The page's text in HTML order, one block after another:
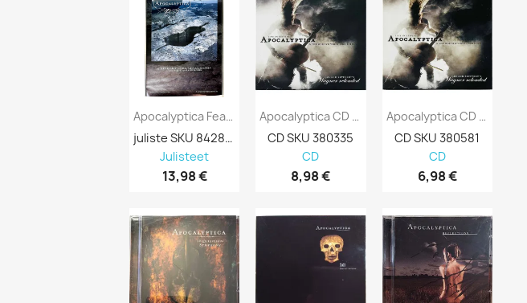
Apocalyptica Feat. Ville Valo Käytetty...
juliste SKU 842873
Julisteet
13,98 €
Apocalyptica CD Wagner Reloaded - Live In...
CD SKU 380335
CD
8,98 €
Apocalyptica CD Wagner Reloaded - Live In...
CD SKU 380581
CD
6,98 €